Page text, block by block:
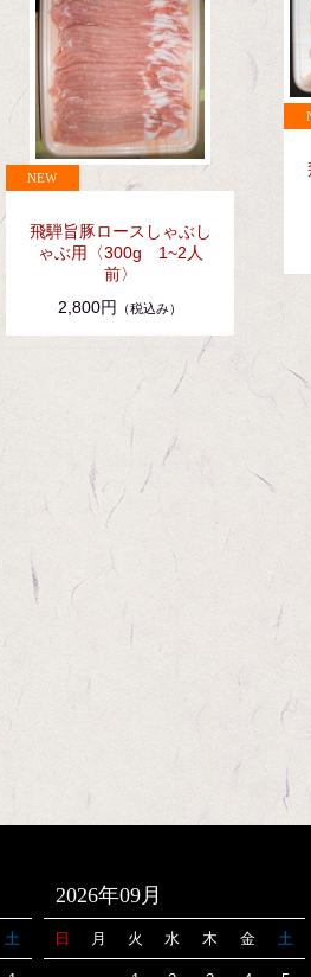
飛騨旨豚ロースしゃぶし
ゃぶ用〈300g 1~2人
前〉
2,800円
（税込み）
土
2026年09月
日 月 火 水 木 金 土